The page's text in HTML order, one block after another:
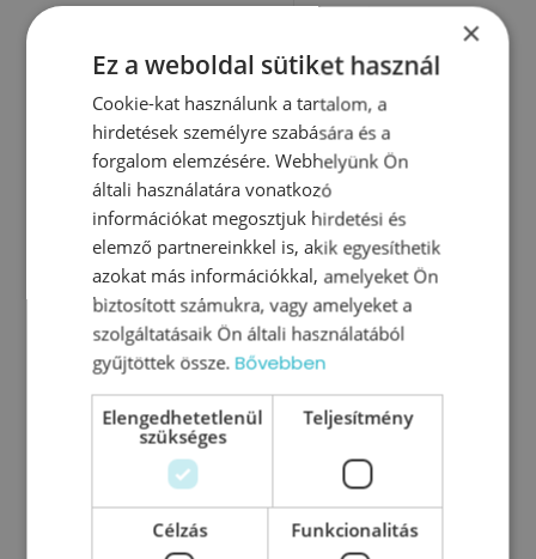
0 Tovább olvasom
A döntésképes csapat titka
Amikor a döntések elakadnak Sok csapatban
nem a feladatok jelentik a problémát, hanem
a döntések. A munka halad, az információk
×
Ez a weboldal sütiket használ
Cookie-kat használunk a tartalom, a
hirdetések személyre szabására és a
forgalom elemzésére. Webhelyünk Ön
általi használatára vonatkozó
információkat megosztjuk hirdetési és
elemző partnereinkkel is, akik egyesíthetik
azokat más információkkal, amelyeket Ön
biztosított számukra, vagy amelyeket a
szolgáltatásaik Ön általi használatából
gyűjtöttek össze.Bővebben
Elengedhetetlenül
szükséges
Teljesítmény
Célzás Funkcionalitás